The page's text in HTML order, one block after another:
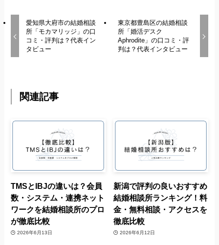
愛知県大府市の結婚相談
所「モカマリッジ」の口
コミ・評判は？代表イン
タビュー
東京都豊島区の結婚相談
所「婚活デスク
Aphrodite」の口コミ・評
判は？代表インタビュー
関連記事
TMSとIBJの違いは？会員
数・システム・連携ネット
ワークを結婚相談所のプロ
が徹底比較
2026年6月13日
新潟で評判の良いおすすめ
結婚相談所ランキング！料
金・無料相談・アクセスを
徹底比較
2026年6月12日